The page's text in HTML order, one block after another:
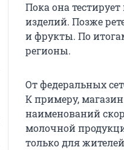
Пока она
изделий. Позже
и фрукты. По
регионы.
От федеральных
К примеру, магазин
наименований
молочной
только для